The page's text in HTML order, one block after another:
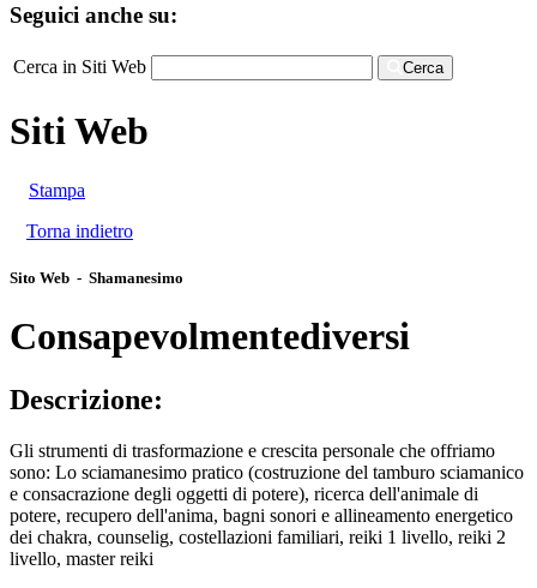
Seguici anche su:
Cerca in Siti Web Cerca
Siti Web
Stampa
Torna indietro
Sito Web - Shamanesimo
Consapevolmentediversi
Descrizione:
Gli strumenti di trasformazione e crescita personale che offriamo
sono: Lo sciamanesimo pratico (costruzione del tamburo sciamanico
e consacrazione degli oggetti di potere), ricerca dell'animale di
potere, recupero dell'anima, bagni sonori e allineamento energetico
dei chakra, counselig, costellazioni familiari, reiki 1 livello, reiki 2
livello, master reiki